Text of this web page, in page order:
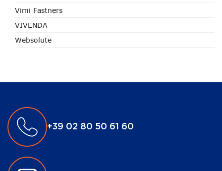
Vimi Fastners
VIVENDA
Websolute
+39 02 80 50 61 60